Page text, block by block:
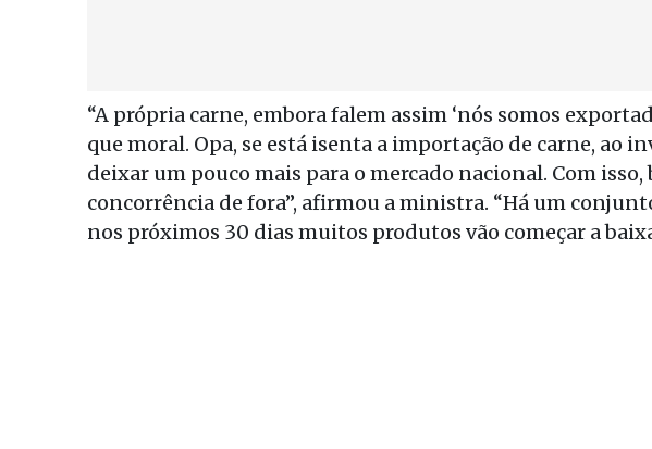
“A própria carne, embora falem assim ‘nós somos
que moral. Opa, se está isenta a importação de carne, ao
deixar um pouco mais para o mercado nacional. Com
concorrência de fora”, afirmou a ministra. “Há um
nos próximos 30 dias muitos produtos vão começar a